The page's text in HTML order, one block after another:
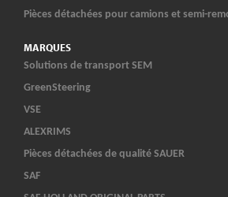
Pièces détachées pour camions et semi-
MARQUES
Solutions de transport SEM
GreenSteering
VSE
ALEXRIMS
Pièces détachées de qualité SAUER
SAF